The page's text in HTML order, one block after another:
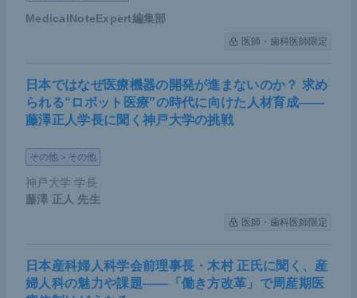
MedicalNoteExpert編集部
医師・歯科医師限定
日本ではなぜ医療機器の開発が進まないのか？ 求め
られる“ロボット医療”の時代に向けた人材育成――
藤澤正人学長に聞く神戸大学の挑戦
その他＞その他
神戸大学 学長
藤澤 正人 先生
医師・歯科医師限定
日本産科婦人科学会前理事長・木村 正氏に聞く、産
婦人科の魅力や課題――「働き方改革」で周産期医